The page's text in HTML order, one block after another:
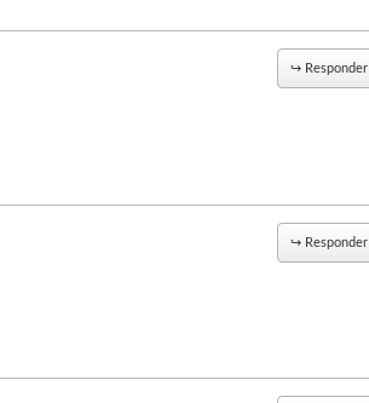
↪ Responder
↪ Responder